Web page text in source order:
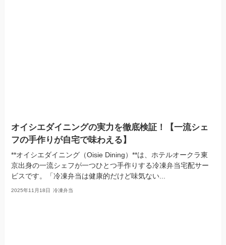
オイシエダイニングの実力を徹底検証！【一流シェ
フの手作りが自宅で味わえる】
**オイシエダイニング（Oisie Dining）**は、ホテルオークラ東
京出身の一流シェフが一つひとつ手作りする冷凍弁当宅配サー
ビスです。「冷凍弁当は健康的だけど味気ない...
2025年11月18日 冷凍弁当